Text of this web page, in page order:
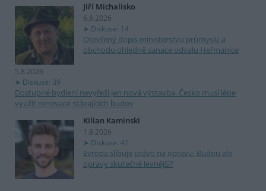
Jiří Michalisko
6.8.2026
Diskuse: 14
Otevřený dopis ministerstvu průmyslu a
obchodu ohledně sanace odvalu Heřmanice
5.8.2026
Diskuse: 39
Dostupné bydlení nevyřeší jen nová výstavba. Česko musí lépe
využít renovace stávajících budov
Kilian Kaminski
1.8.2026
Diskuse: 41
Evropa slibuje právo na opravu. Budou ale
opravy skutečně levnější?